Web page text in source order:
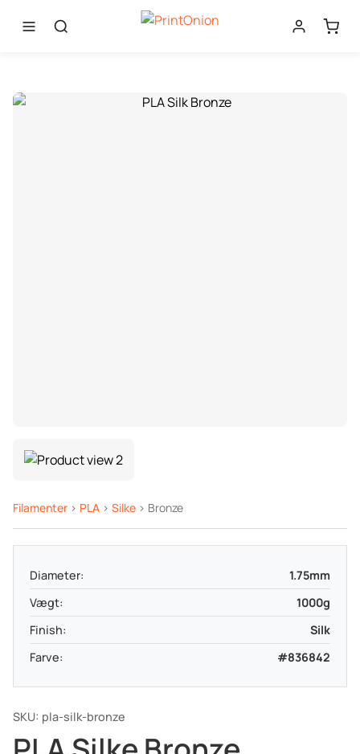
Filamenter > PLA > Silke > Bronze
SKU: pla-silk-bronze
Diameter:
1.75mm
Vægt:
1000g
Finish:
Silk
Farve:
#836842